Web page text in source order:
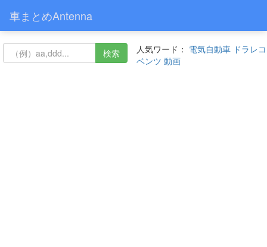
車まとめAntenna
検索 人気ワード： 電気自動車 ドラレコ
ベンツ 動画